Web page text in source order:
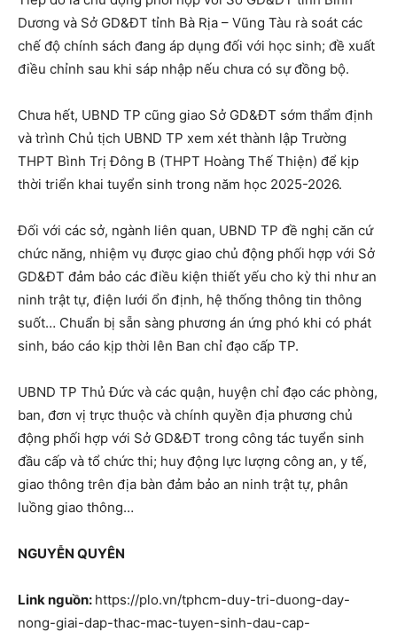
Dương và Sở GD&ĐT tỉnh Bà Rịa – Vũng Tàu rà soát các
chế độ chính sách đang áp dụng đối với học sinh; đề xuất
điều chỉnh sau khi sáp nhập nếu chưa có sự đồng bộ.
Chưa hết, UBND TP cũng giao Sở GD&ĐT sớm thẩm định
và trình Chủ tịch UBND TP xem xét thành lập Trường
THPT Bình Trị Đông B (THPT Hoàng Thế Thiện) để kịp
thời triển khai tuyển sinh trong năm học 2025-2026.
Đối với các sở, ngành liên quan, UBND TP đề nghị căn cứ
chức năng, nhiệm vụ được giao chủ động phối hợp với Sở
GD&ĐT đảm bảo các điều kiện thiết yếu cho kỳ thi như an
ninh trật tự, điện lưới ổn định, hệ thống thông tin thông
suốt… Chuẩn bị sẵn sàng phương án ứng phó khi có phát
sinh, báo cáo kịp thời lên Ban chỉ đạo cấp TP.
UBND TP Thủ Đức và các quận, huyện chỉ đạo các phòng,
ban, đơn vị trực thuộc và chính quyền địa phương chủ
động phối hợp với Sở GD&ĐT trong công tác tuyển sinh
đầu cấp và tổ chức thi; huy động lực lượng công an, y tế,
giao thông trên địa bàn đảm bảo an ninh trật tự, phân
luồng giao thông…
NGUYỄN QUYÊN
Link nguồn: https://plo.vn/tphcm-duy-tri-duong-day-
nong-giai-dap-thac-mac-tuyen-sinh-dau-cap-